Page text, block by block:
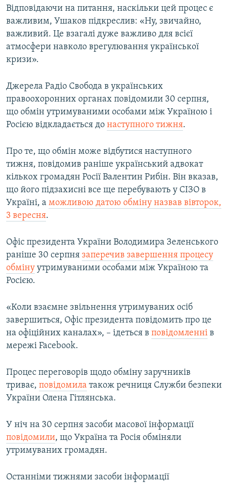
Відповідаючи на питання, наскільки цей процес є
важливим, Ушаков підкреслив: «Ну, звичайно,
важливий. Це взагалі дуже важливо для всієї
атмосфери навколо врегулювання української
кризи».
Джерела Радіо Свобода в українських
правоохоронних органах повідомили 30 серпня,
що обмін утримуваними особами між Україною і
Росією відкладається до наступного тижня.
Про те, що обмін може відбутися наступного
тижня, повідомив раніше український адвокат
кількох громадян Росії Валентин Рибін. Він вказав,
що його підзахисні все ще перебувають у СІЗО в
Україні, а можливою датою обміну назвав вівторок,
3 вересня.
Офіс президента України Володимира Зеленського
раніше 30 серпня заперечив завершення процесу
обміну утримуваними особами між Україною та
Росією.
«Коли взаємне звільнення утримуваних осіб
завершиться, Офіс президента повідомить про це
на офіційних каналах», – ідеться в повідомленні в
мережі Facebook.
Процес переговорів щодо обміну заручників
триває, повідомила також речниця Служби безпеки
України Олена Гітлянська.
У ніч на 30 серпня засоби масової інформації
повідомили, що Україна та Росія обміняли
утримуваних громадян.
Останніми тижнями засоби інформації